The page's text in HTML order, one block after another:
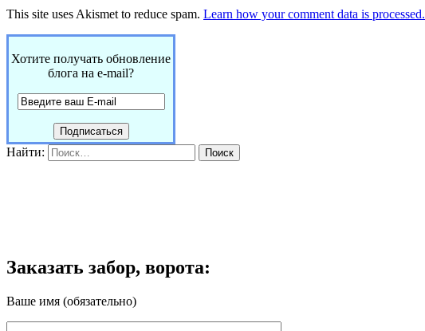
This site uses Akismet to reduce spam. Learn how your comment data is processed.
Хотите получать обновление
блога на e-mail?
Найти:
Заказать забор, ворота:
Ваше имя (обязательно)